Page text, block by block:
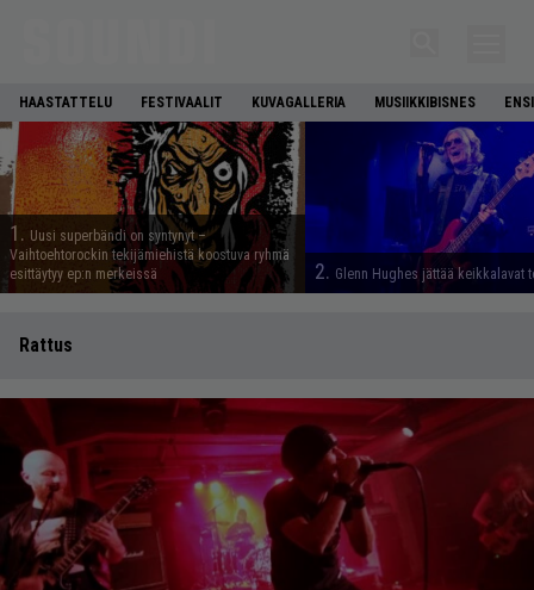
HAASTATTELU FESTIVAALIT KUVAGALLERIA MUSIIKKIBISNES
1. Uusi superbändi on syntynyt –
Vaihtoehtorockin tekijämiehistä koostuva ryhmä
esittäytyy ep:n merkeissä
2. Glenn Hughes jättää keikkalavat
Rattus